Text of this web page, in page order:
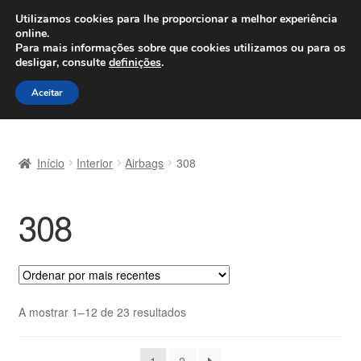
ENVIO a partir de 7 EUR
Seg-Sex, das 9h às 16h800 500 967
Ir
para
a
Saltar
para
o
Carrinho
Confira
Contato
Envio para todo o planeta
Início Interior Airbags 308
308
A mostrar 1–12 de 23 resultadosOrdenado
Utilizamos cookies para lhe proporcionar a melhor experiência
online.
Para mais informações sobre que cookies utilizamos ou para os
desligar, consulte definições.
Aceitar